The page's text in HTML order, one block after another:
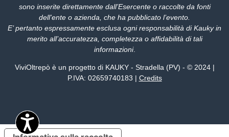
sono inserite direttamente dall’Esercente o raccolte da fonti
dell'ente o azienda, che ha pubblicato l’evento.
E’ pertanto espressamente esclusa ogni responsabilità di Kauky in
merito all’accuratezza, completezza o affidabilità di tali
informazioni.
ViviOltrepò è un progetto di KAUKY - Stradella (PV) - © 2024 |
P.IVA: 02659740183 | Credits